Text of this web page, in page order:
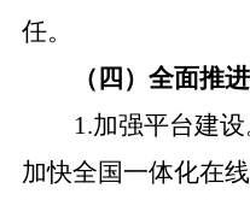
任。
（四）全面推
1.加强平台建
加快全国一体化在